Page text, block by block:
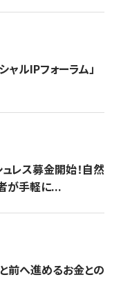
ャルIPフォーラム」
レス募金開始！自然
が手軽に...
前へ進めるお金との